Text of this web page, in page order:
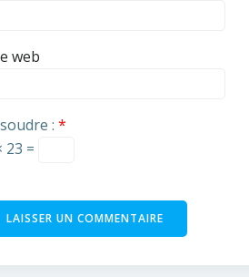
web
: *
23 =